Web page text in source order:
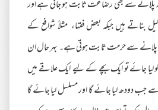
پلانے سے بھی رضاعت ثابت ہو جاتی ہے اور
بناتے ہیں جبکہ بعض فقہاء مثلاً شوافع کے
پلانے سے حرمت ثابت ہوتی ہے۔ بہر حال ان
لیا جائے تو ایک بچے کے لیے ایک علاقے میں
جب دودھ لیا جائے گا اور مسلسل لیا جائے گا